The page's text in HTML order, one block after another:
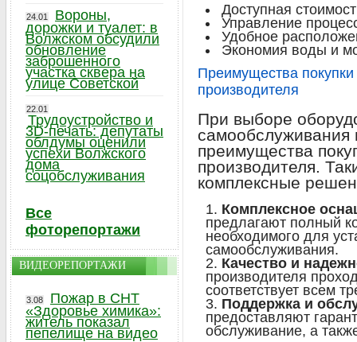
Доступная
Управление
Удобное
Экономия воды и
Преимущества
производителя
При выборе
самообслуживания
преимущества
производителя.
комплексные
Комплексное
предлагают полный
необходимого для
самообслуживания.
Качество и
производителя
соответствует всем
Поддержка и
предоставляют
обслуживание, а
24.01
Вороны,
дорожки и туалет: в
Волжском обсудили
обновление
заброшенного
участка сквера на
улице Советской
22.01
Трудоустройство и
3D-печать: депутаты
облдумы оценили
успехи Волжского
дома
соцобслуживания
Все
фоторепортажи
ВИДЕОРЕПОРТАЖИ
3.08
Пожар в СНТ
«Здоровье химика»:
житель показал
пепелище на видео